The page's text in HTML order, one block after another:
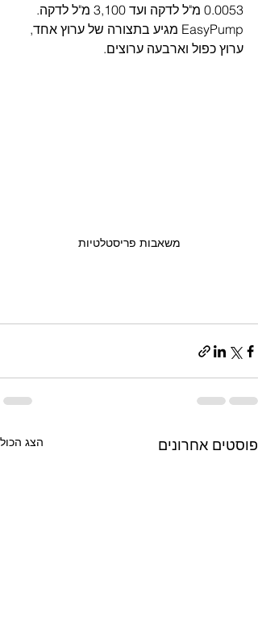
0.0053 מ"ל לדקה ועד 3,100 מ"ל לדקה.
EasyPump מגיע בתצורה של ערוץ אחד,
ערוץ כפול וארבעה ערוצים.
משאבות פריסטלטיות
פוסטים אחרונים הצג הכול